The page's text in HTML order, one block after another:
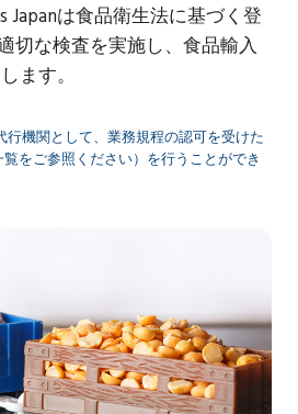
Japanは食品衛生法に基づく登
切な検査を実施し、食品輸入
ます。
機関として、業務規程の認可を受けた
をご参照ください）を行うことができ